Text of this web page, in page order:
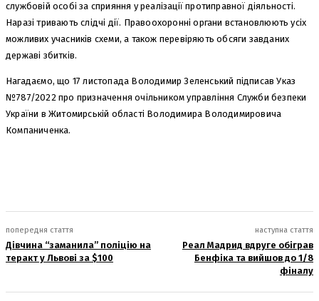
службовій особі за сприяння у реалізації протиправної діяльності.
Наразі тривають слідчі дії. Правоохоронні органи встановлюють усіх
можливих учасників схеми, а також перевіряють обсяги завданих
державі збитків.
Нагадаємо, що 17 листопада Володимир Зеленський підписав Указ
№787/2022 про призначення очільником управління Служби безпеки
України в Житомирській області Володимира Володимировича
Компаниченка.
попередня стаття
Дівчина “заманила” поліцію на
теракт у Львові за $100
наступна стаття
Реал Мадрид вдруге обіграв
Бенфіка та вийшов до 1/8
фіналу